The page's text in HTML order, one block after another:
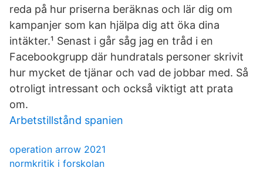
reda på hur priserna beräknas och lär dig om
kampanjer som kan hjälpa dig att öka dina
intäkter.¹ Senast i går såg jag en tråd i en
Facebookgrupp där hundratals personer skrivit
hur mycket de tjänar och vad de jobbar med. Så
otroligt intressant och också viktigt att prata
om.
Arbetstillstånd spanien
operation arrow 2021
normkritik i forskolan